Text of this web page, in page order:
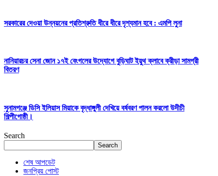
সরকারের দেওয়া উন্নয়নের প্রতিশ্রুতি ধীরে ধীরে দৃশ্যমান হবে : এমপি লুনা
নানিয়ারচর সেনা জোন ১৭ই বেংগলের উদ্যোগে বুড়িঘাট ইয়ুথ ক্লাবে ক্রীড়া সামগ্রী
বিতরণ
সুনামগঞ্জে ডিসি ইলিয়াস মিয়াকে বৃদ্ধাঙ্গুলী দেখিয়ে বর্ষবরণ পালন করলো উদীচী
শিল্পীগোষ্ঠী।
Search
Search
শেষ আপডেট
জনপ্রিয় পোস্ট